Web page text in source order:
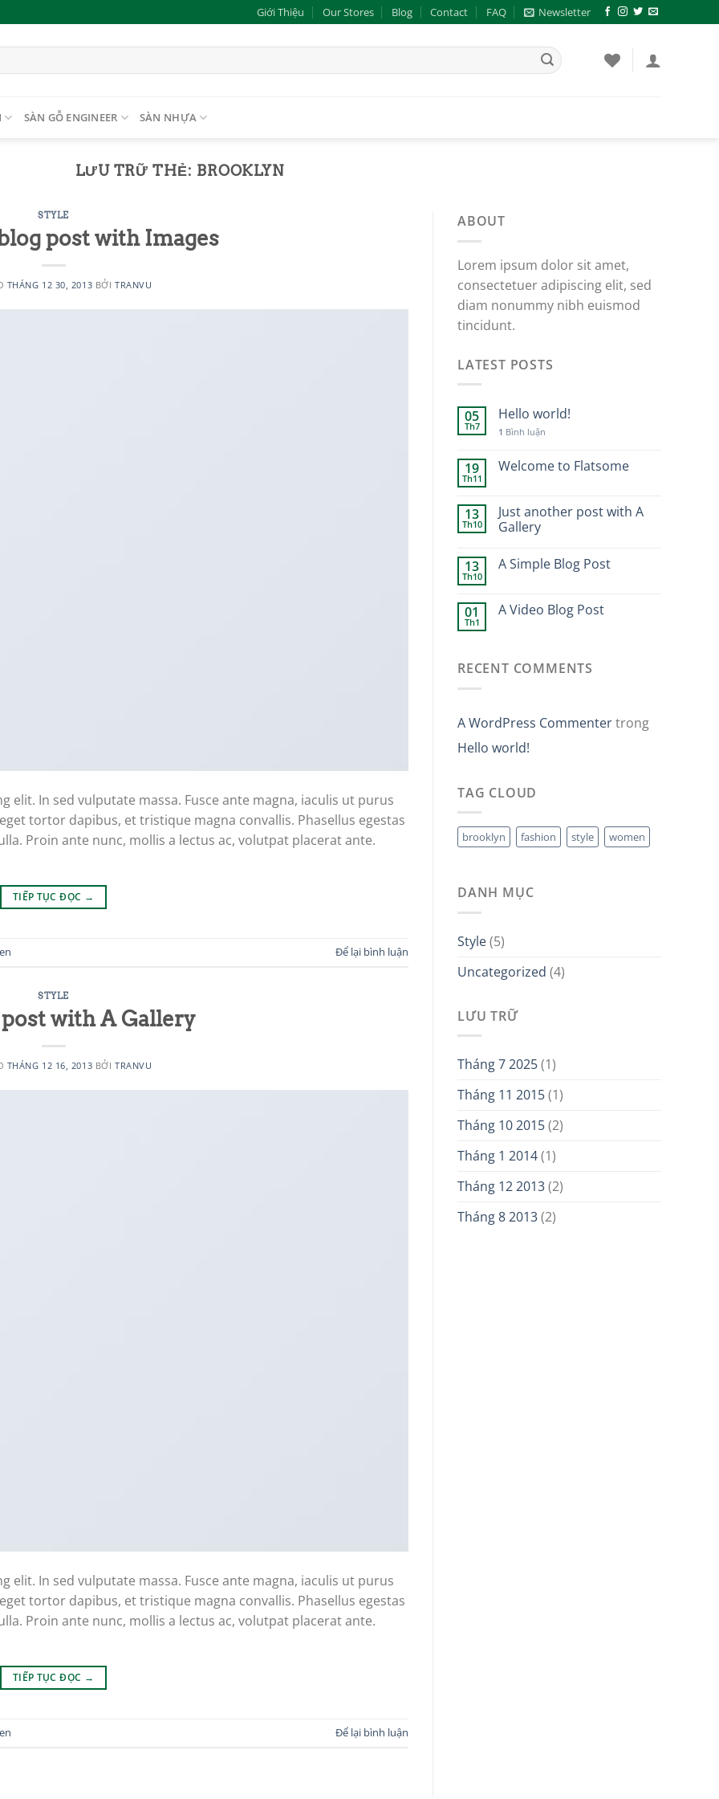
Giới Thiệu Our Stores Blog Contact FAQ Newsletter
SÀN GỖ ENGINEER SÀN NHỰA
LƯU TRỮ THẺ: BROOKLYN
STYLE
post with Images
THÁNG 12 30, 2013 BỞI TRANVU
In sed vulputate massa. Fusce ante magna, iaculis ut purus
tortor dapibus, et tristique magna convallis. Phasellus egestas
Proin ante nunc, mollis a lectus ac, volutpat placerat ante.
TIẾP TỤC ĐỌC →
Để lại bình luận
STYLE
with A Gallery
THÁNG 12 16, 2013 BỞI TRANVU
In sed vulputate massa. Fusce ante magna, iaculis ut purus
tortor dapibus, et tristique magna convallis. Phasellus egestas
Proin ante nunc, mollis a lectus ac, volutpat placerat ante.
TIẾP TỤC ĐỌC →
Để lại bình luận
ABOUT
Lorem ipsum dolor sit amet,
consectetuer adipiscing elit, sed
diam nonummy nibh euismod
tincidunt.
LATEST POSTS
05
Th7
Hello world!
1 Bình luận
19
Th11
Welcome to Flatsome
13
Th10
Just another post with A
Gallery
13
Th10
A Simple Blog Post
01
Th1
A Video Blog Post
RECENT COMMENTS
A WordPress Commentertrong
Hello world!
TAG CLOUD
brooklyn fashion style women
DANH MỤC
Style(5)
Uncategorized (4)
LƯU TRỮ
Tháng 7 2025(1)
Tháng 11 2015(1)
Tháng 10 2015(2)
Tháng 1 2014(1)
Tháng 12 2013(2)
Tháng 8 2013(2)